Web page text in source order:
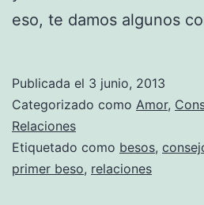
eso, te damos algunos
Publicada el 3 junio, 2013
Categorizado como Amor,
Relaciones
Etiquetado como besos,
primer beso, relaciones